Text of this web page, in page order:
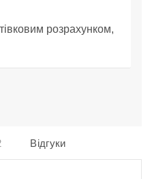
розрахунком,
Відгуки